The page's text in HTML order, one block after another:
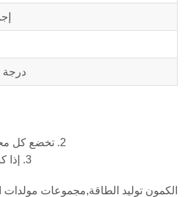
درجة
2. تخضع كل مجموعة مولدات Cummins لبرنامج اختبار شامل يتضمن 50% حمولة, 75% حمولة, 100% تحميل و 110% حمولة.
3. إذا كنت بحاجة إلى المولد مع ATS, نوع صامت, جهاز التحكم عن بعد أو مزامنة التشغيل المتوازي, يرجى إبلاغنا مقدما.
الكمون توليد الطاقة,مجموعات